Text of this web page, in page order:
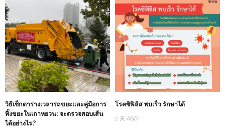
วิธีเช็กตารางเวลารถขยะและคู่มือการ
ทิ้งขยะในเถาหยวน: จะตรวจสอบเส้น
ได้อย่างไร?
โรคซิฟิลิส พบเร็ว รักษาได้
2 天 AGO